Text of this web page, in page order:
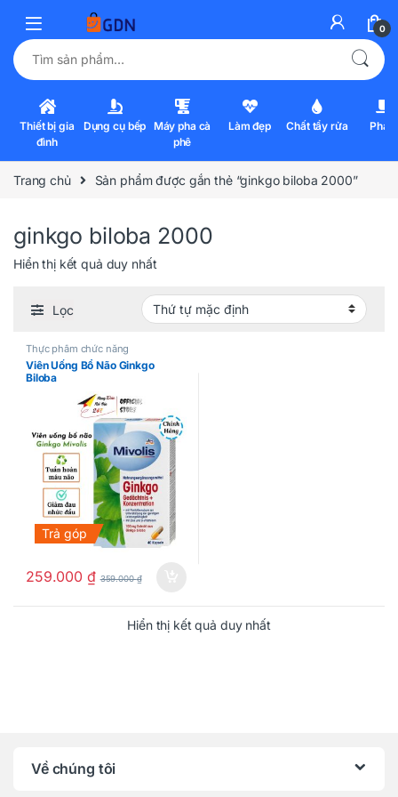
0
Tìm kiếm:
Thiết bị gia
đình
Dụng cụ bếp Máy pha cà
phê
Làm đẹp Chất tẩy rửa Pha
Trang chủ Sản phẩm được gắn thẻ “ginkgo biloba 2000”
ginkgo biloba 2000
Hiển thị kết quả duy nhất
Lọc
Thực phẩm chức năng
Viên Uống Bổ Não Ginkgo
Biloba
Trả góp
259.000 ₫ 359.000₫
Hiển thị kết quả duy nhất
Về chúng tôi